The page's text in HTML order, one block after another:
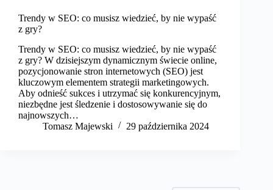
Trendy w SEO: co musisz wiedzieć, by nie wypaść
z gry?
Trendy w SEO: co musisz wiedzieć, by nie wypaść
z gry? W dzisiejszym dynamicznym świecie online,
pozycjonowanie stron internetowych (SEO) jest
kluczowym elementem strategii marketingowych.
Aby odnieść sukces i utrzymać się konkurencyjnym,
niezbędne jest śledzenie i dostosowywanie się do
najnowszych…
Tomasz Majewski
29 października 2024